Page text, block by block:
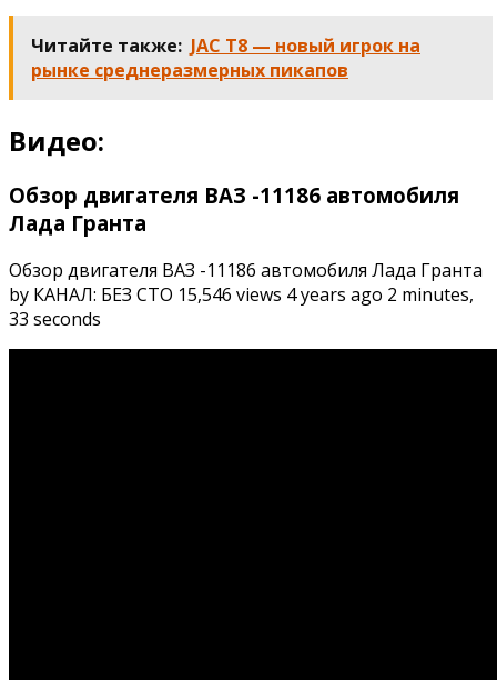
Читайте также: JAC T8 — новый игрок на
рынке среднеразмерных пикапов
Видео:
Обзор двигателя ВАЗ -11186 автомобиля
Лада Гранта
Обзор двигателя ВАЗ -11186 автомобиля Лада Гранта
by КАНАЛ: БЕЗ СТО 15,546 views 4 years ago 2 minutes,
33 seconds